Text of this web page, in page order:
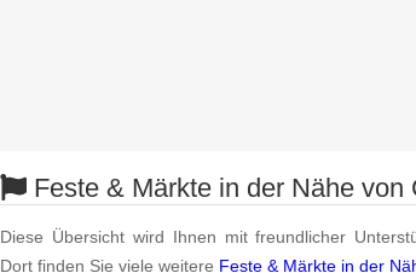
Feste & Märkte in der Nähe von
Diese Übersicht wird Ihnen mit freundlicher
Dort finden Sie viele weitere Feste & Märkte in der